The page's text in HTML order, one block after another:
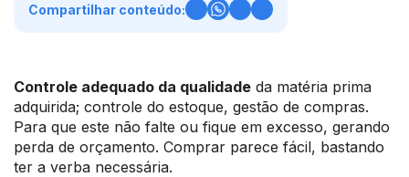
Compartilhar conteúdo:
Controle adequado da qualidade da matéria prima
adquirida; controle do estoque, gestão de compras.
Para que este não falte ou fique em excesso, gerando
perda de orçamento. Comprar parece fácil, bastando
ter a verba necessária.